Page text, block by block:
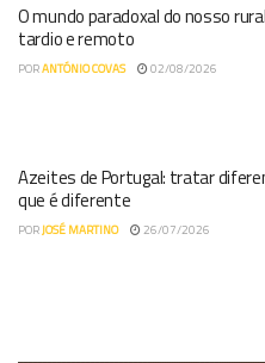
O mundo paradoxal do nosso rural
tardio e remoto
PORANTÓNIO COVAS 02/08/2026
Azeites de Portugal: tratar
que é diferente
PORJOSÉ MARTINO 26/07/2026